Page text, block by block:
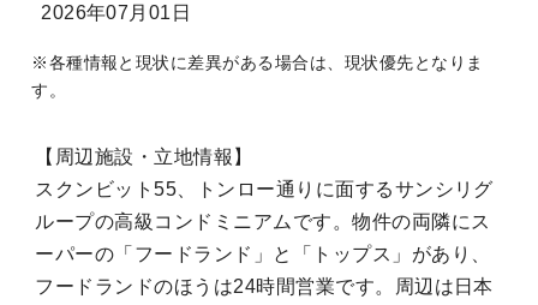
2026年07月01日
※各種情報と現状に差異がある場合は、現状優先となりま
す。
【周辺施設・立地情報】
スクンビット55、トンロー通りに面するサンシリグ
ループの高級コンドミニアムです。物件の両隣にス
ーパーの「フードランド」と「トップス」があり、
フードランドのほうは24時間営業です。周辺は日本